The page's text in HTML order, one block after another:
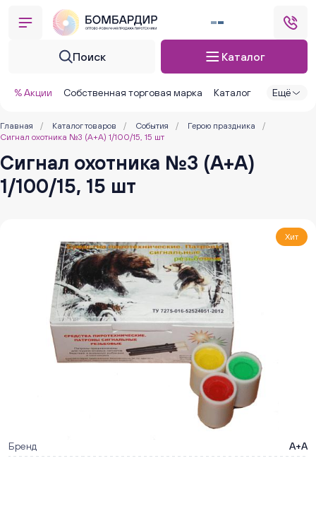
Поиск Каталог
% Акции Собственная торговая марка Каталог Ещё
Главная / Каталог товаров / События / Герою праздника
/
Сигнал охотника №3 (А+А) 1/100/15, 15 шт
Сигнал охотника №3 (А+А)
1/100/15, 15 шт
Хит
Бренд А+А